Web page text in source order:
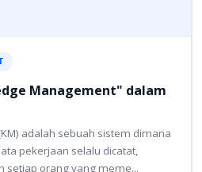
Management" dalam
adalah sebuah sistem dimana
pekerjaan selalu dicatat,
setiap orang yang meme...